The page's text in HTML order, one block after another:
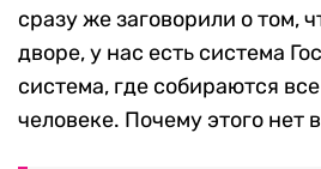
сразу же заговорили о том,
дворе, у нас есть система
система, где собираются
человеке. Почему этого нет